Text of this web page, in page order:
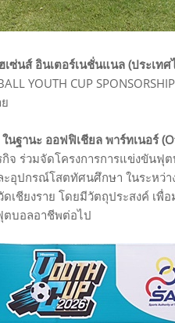
ซ่นส์ อินเตอร์เนชั่นแนล (ประเทศ
YOUTH CUP
ฐานะ ออฟฟิเชียล พาร์ทเนอร์
จ ร่วมจัดโครงการการแข่งขันฟุ
ะอุปกรณ์โสตทัศนศึกษา ในระหว่
ชียงราย โดยมีวัตถุประสงค์ เพื่อ
ตบอลอาชีพต่อไป